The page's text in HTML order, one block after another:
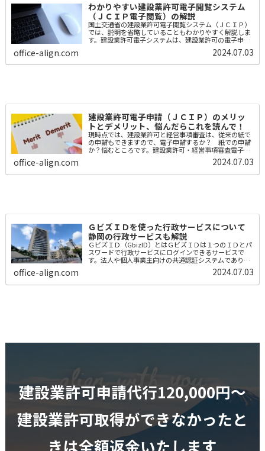
わかりやすい建設業許可電子閲覧システム
（ＪＣＩＰ電子閲覧）の解説
国土交通省の建設業許可電子閲覧システム（ＪＣＩＰ）
では、説明を省略していることもわかりやすく解説しま
す。建設業許可電子システムは、建設業許可の電子申請
するだけでなくて、閲覧もできます。閲覧目的は、建設
業者の施工能力、施工実績、経営内容などで...
office-align.com 2024.07.03
建設業許可電子申請（ＪＣＩＰ）のメリッ
トとデメリット、悩んだらこれを読んで！
現時点では、建設業許可と経営事項審査は、従来の紙で
の申請もできますので、電子申請するか？ 紙での申請
か？悩むところです。建設業許可・経営事項審査電子申
請（ＪＣＩＰ）のメリットとデメリットを官公庁よりも
どこよりも詳しく解説します。メリット時間...
office-align.com 2024.07.03
ＧビズＩＤを使った行政サービスについて
静岡の行政サービスも解説
ＧビズＩＤ（GbizID）とはＧビズＩＤは１つのＩＤとパ
スワードで行政サービスにログインできるサービスで
す。法人や個人事業主向けの共通認証システムであり、
汎用性のあるＩＤになります。有効期限、年度更新の必
office-align.com 2024.07.03
建設業許可申請代行120,000円〜
建設業許可取得ができなかったと
きは全額返金いたします